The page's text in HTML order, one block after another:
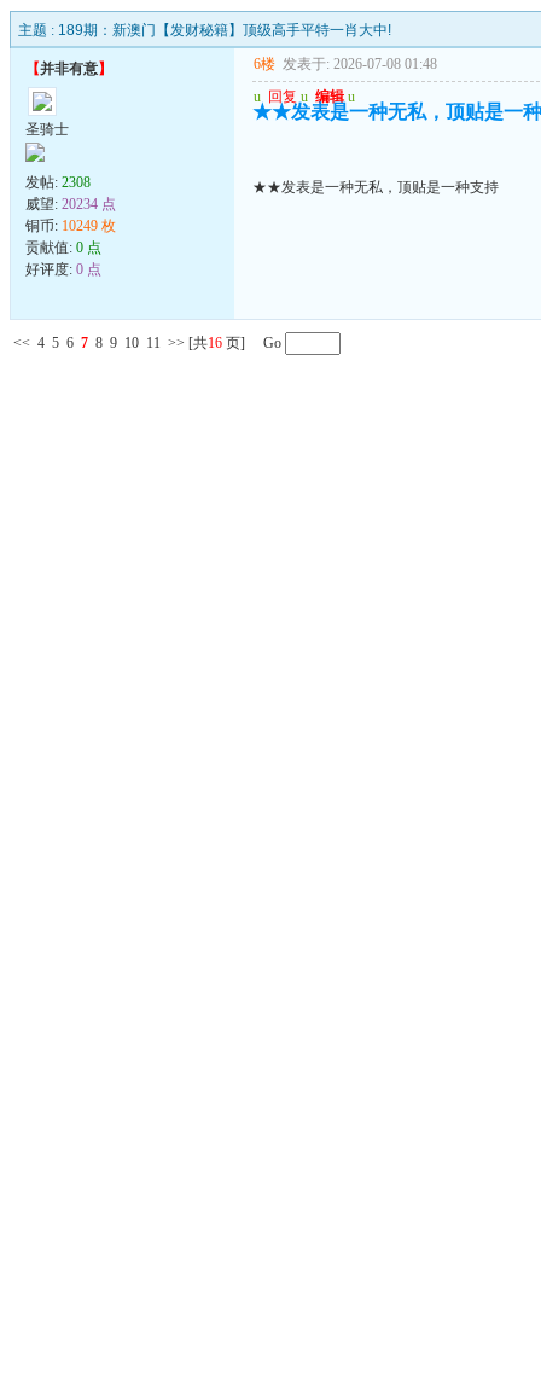
主题 : 189期：新澳门【发财秘籍】顶级高手平特一肖大中!
【并非有意】
圣骑士
发帖: 2308
威望: 20234 点
铜币: 10249 枚
贡献值: 0 点
好评度: 0 点
6楼 发表于: 2026-07-08 01:48
u 回复 u 编辑 u
★★发表是一种无私，顶贴是一
★★发表是一种无私，顶贴是一种支持
<< 4 5 6 7 8 9 10 11 >> [共16 页] Go